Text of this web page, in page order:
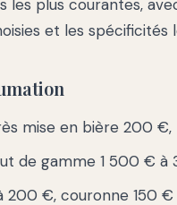
les plus courantes,
et les spécificités
mise en bière 200
de gamme 1 500 €
200 €, couronne 150